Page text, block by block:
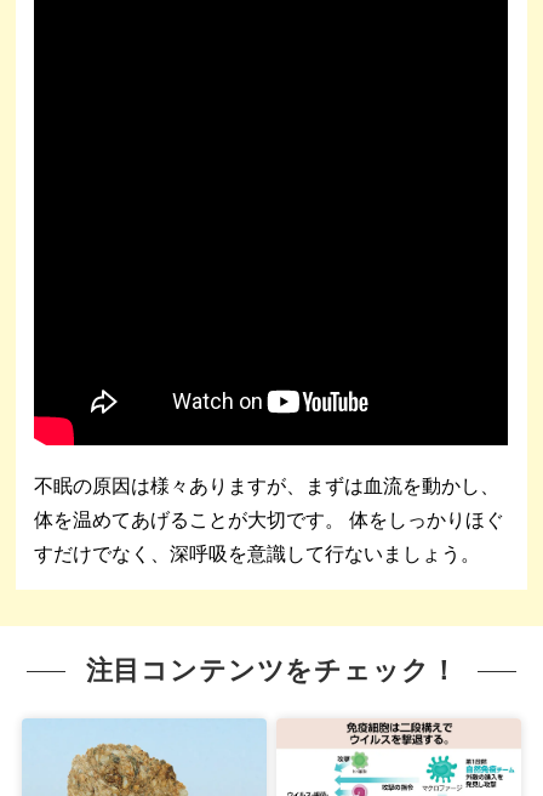
不眠の原因は様々ありますが、まずは血流を動かし、
体を温めてあげることが大切です。 体をしっかりほぐ
すだけでなく、深呼吸を意識して行ないましょう。
注目コンテンツをチェック！